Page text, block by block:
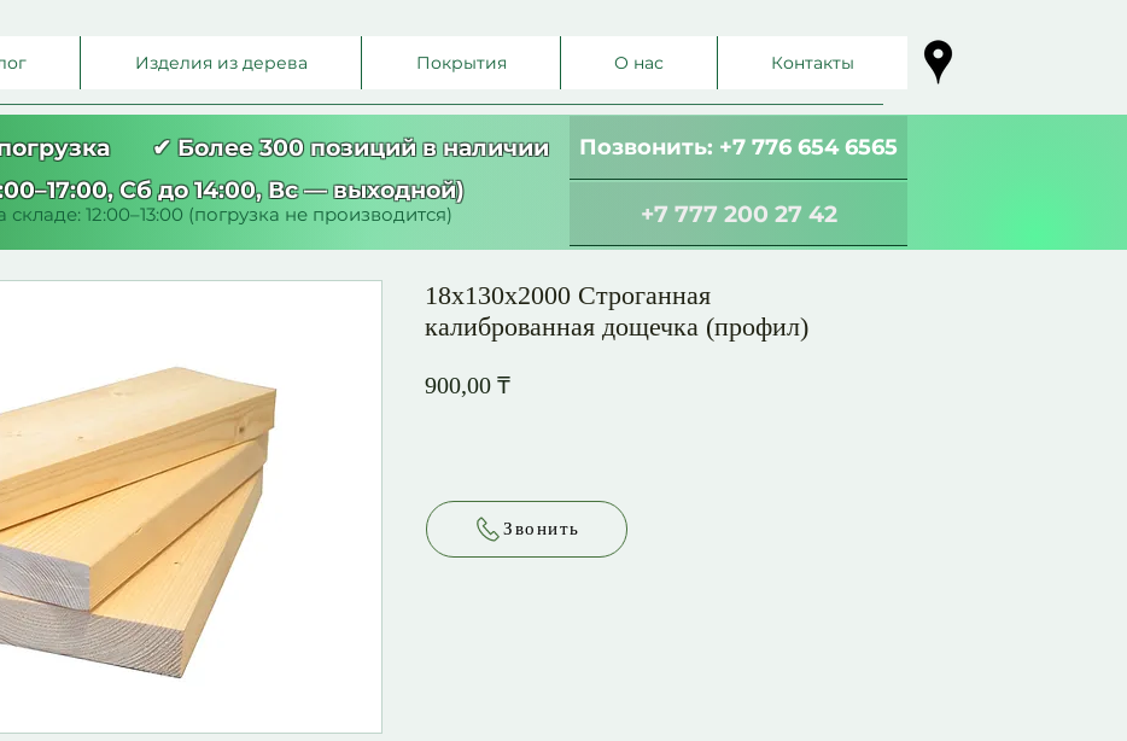
Изделия из дерева Покрытия О нас Контакты
✔ Более 300 позиций в наличии
Сб до 14:00, Вс — выходной)
12:00–13:00 (погрузка не производится)
Позвонить: +7 776 654 6565
+7 777 200 27 42
18х130х2000 Строганная
калиброванная дощечка (профил)
900,00 ₸Цена
Звонить